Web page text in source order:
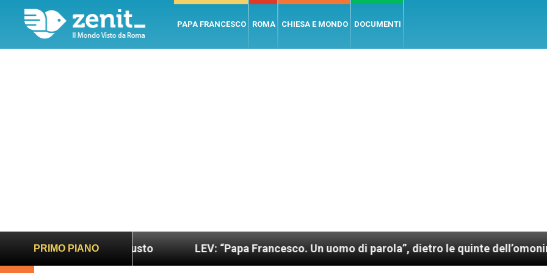
PAPA FRANCESCO ROMA CHIESA E MONDO DOCUMENTI
PRIMO PIANO
più sano e giusto LEV: “Papa Francesco. Un uomo di parola”, dietro le quinte dell’omonimo film di